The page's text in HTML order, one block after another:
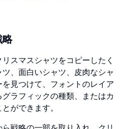
略
スマスシャツをコピーしたく
、面白いシャツ、皮肉なシャ
見つけて、フォントのレイア
ラフィックの種類、またはカ
ができます。